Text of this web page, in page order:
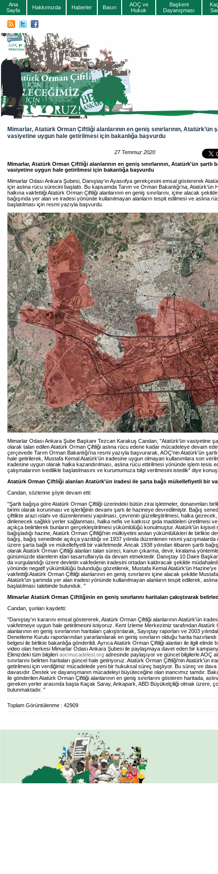
Ana
Sayfa
Hakkımızda Haberler Basın
AOÇ ve
Hukuk
Başkent
Dayanışması
Mimarlar, Atatürk Orman Çiftliği alanlarının en geniş sınırlarının, Atatürk’ün
vasiyetine uygun hale getirilmesi için bakanlığa başvurdu
27 Temmuz 2020
Mimarlar, Atatürk Orman Çiftliği alanlarının en geniş sınırlarının, Atatürk'ün şartlı
vasiyetine uygun hale getirilmesi için bakanlığa başvurdu
Mimarlar Odası Ankara Şubesi, Danıştay'ın Ayasofya gerekçesini emsal göstererek
için aslına rücu sürecini başlattı. Bu kapsamda Tarım ve Orman Bakanlığı'na, Atatürk'ün
halkına vakfettiği Atatürk Orman Çiftliği alanlarının en geniş sınırlarını, içine alacak
bağışında yer alan ve iradesi yönünde kullanılmayan alanların tespit edilmesi ve aslına
başlatılması için resmi yazıyla başvurdu.
Mimarlar Odası Ankara Şube Başkanı Tezcan Karakuş Candan, "Atatürk'ün vasiyetine
olarak talan edilen Atatürk Orman Çiftliği aslına rücu edene kadar mücadeleye devam
çerçevede Tarım Orman Bakanlığı'na resmi yazıyla başvurarak, AOÇ'nin Atatürk'ün
hale getirilerek, Mustafa Kemal Atatürk'ün iradesine uygun olmayan kullanımlara son
iradesine uygun olarak halka kazandırılması, aslına rücu ettirilmesi yönünde işlem tesis
çalışmalarının ivedilikle başlatılmasını ve kurumumuza bilgi verilmesini istedik" diye
Atatürk Orman Çiftliği alanları Atatürk'ün iradesi ile şarta bağlı mükellefiyetli bir
Candan, sözlerine şöyle devam etti:
"Şartlı bağışa göre Atatürk Orman Çiftliği üzerindeki bütün zirai işletmeler, donanımları
birimi olarak korunması ve işlerliğinin devamı şartı ile hazineye devredilmiştir. Bağış
çiftlikte arazi ıslahı ve düzenlenmesi yapılması, çevrenin güzelleştirilmesi, halka
dinlenecek sağlıklı yerler sağlanması, halka nefis ve katkısız gıda maddeleri üretilmesi
açıkça belirtilerek bunların gerçekleştirilmesi yükümlülüğü konulmuştur. Atatürk'ün kişisel
bağışladığı hazine, Atatürk Orman Çiftliği'nin mülkiyetini anılan yükümlülükleri ile birlikte
bağış, bağış senedinde açıkça yazıldığı ve 1937 yılında düzenlenen resmi yazışmalarda
üzere şarta bağlı ve mükellefiyetli bir vakfetmedir. Ancak 1938 yılından itibaren şartlı
olarak Atatürk Orman Çiftliği alanları talan süreci, kanun çıkarma, devir, kiralama
günümüzde idarelerin idari tasarruflarıyla da devam etmektedir. Danıştay 10.Daire
da vurgulandığı üzere devletin vakfedenin iradesini ortadan kaldıracak şekilde
yönünde negatif yükümlülüğü bulunduğu gözetilerek, Mustafa Kemal Atatürk'ün Hazine'ye
vakfettiği Atatürk Orman Çiftliği alanlarının en geniş sınırlarını içine alacak şekilde
Atatürk'ün şartında yer alan iradesi yönünde kullanılmayan alanların tespit edilerek,
başlatılması talebinde bulunduk. "
Mimarlar Atatürk Orman Çiftliğinin en geniş sınırlarını haritaları çakıştırarak
Candan, şunları kaydetti:
"Danıştay'ın kararını emsal göstererek, Atatürk Orman Çiftliği alanlarının Atatürk'ün
vakfetmeye uygun hale getirilmesini istiyoruz. Kent İzleme Merkezimiz tarafından Atatürk
alanlarının en geniş sınırlarının haritaları çakıştırılarak, Sayıştay raporları ve 2003
Denetleme Kurulu raporlarından yararlanılarak en geniş sınırların olduğu harita hazırlandı
belgesi ile birlikte bakanlığa gönderildi. Ayrıca Atatürk Orman Çiftliği alanları ile ilgili elinde
video olan herkesi Mimarlar Odası Ankara Şubesi ile paylaşmaya davet eden bir
Elimizdeki tüm bilgileri aocmucadelesi.org adresinde paylaşıyor ve güncel bilgilerle AOÇ
sınırlarını belirten haritaları güncel hale getiriyoruz. Atatürk Orman Çiftliği'nin Atatürk'ün
getirilmesi için verdiğimiz mücadelede yeni bir hukuksal süreç başlıyor. Bu süreç ve dava
davasıdır. Destek ve dayanışmanın mücadeleyi büyüteceğine olan inancımız tamdır.
ile gönderilen Atatürk Orman Çiftliği alanlarının en geniş sınırlarını gösteren haritada,
gereken yerler arasında başta Kaçak Saray, Ankapark, ABD Büyükelçiliği olmak üzere,
bulunmaktadır. "
Toplam Görüntülenme : 42909